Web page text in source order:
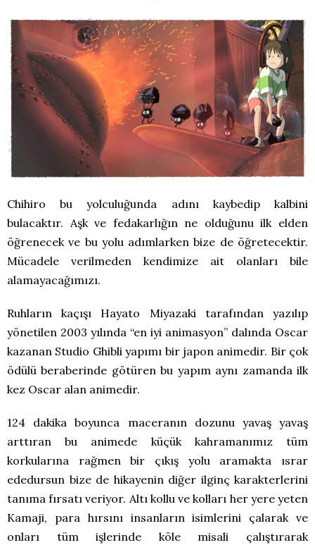
Chihiro bu yolculuğunda adını kaybedip kalbini
bulacaktır. Aşk ve fedakarlığın ne olduğunu ilk elden
öğrenecek ve bu yolu adımlarken bize de öğretecektir.
Mücadele verilmeden kendimize ait olanları bile
alamayacağımızı.
Ruhların kaçışı Hayato Miyazaki tarafından yazılıp
yönetilen 2003 yılında “en iyi animasyon” dalında Oscar
kazanan Studio Ghibli yapımı bir japon animedir. Bir çok
ödülü beraberinde götüren bu yapım aynı zamanda ilk
kez Oscar alan animedir.
124 dakika boyunca maceranın dozunu yavaş yavaş
arttıran bu animede küçük kahramanımız tüm
korkularına rağmen bir çıkış yolu aramakta ısrar
ededursun bize de hikayenin diğer ilginç karakterlerini
tanıma fırsatı veriyor. Altı kollu ve kolları her yere yeten
Kamaji, para hırsını insanların isimlerini çalarak ve
onları tüm işlerinde köle misali çalıştırarak